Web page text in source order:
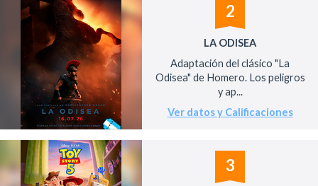
2
LA ODISEA
Adaptación del clásico "La
Odisea" de Homero. Los peligros
y ap...
Ver datos y Calificaciones
3